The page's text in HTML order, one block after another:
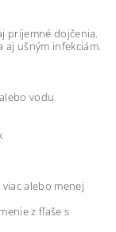
príjemné dojčenia.
aj ušným infekciám.
vodu
alebo menej
z fľaše s